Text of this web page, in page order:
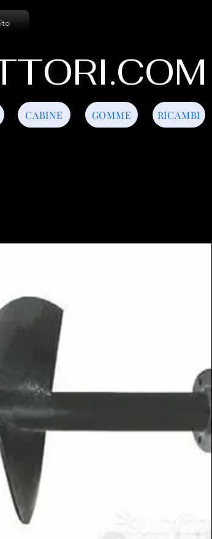
GOMME
CABINE RICAMBI